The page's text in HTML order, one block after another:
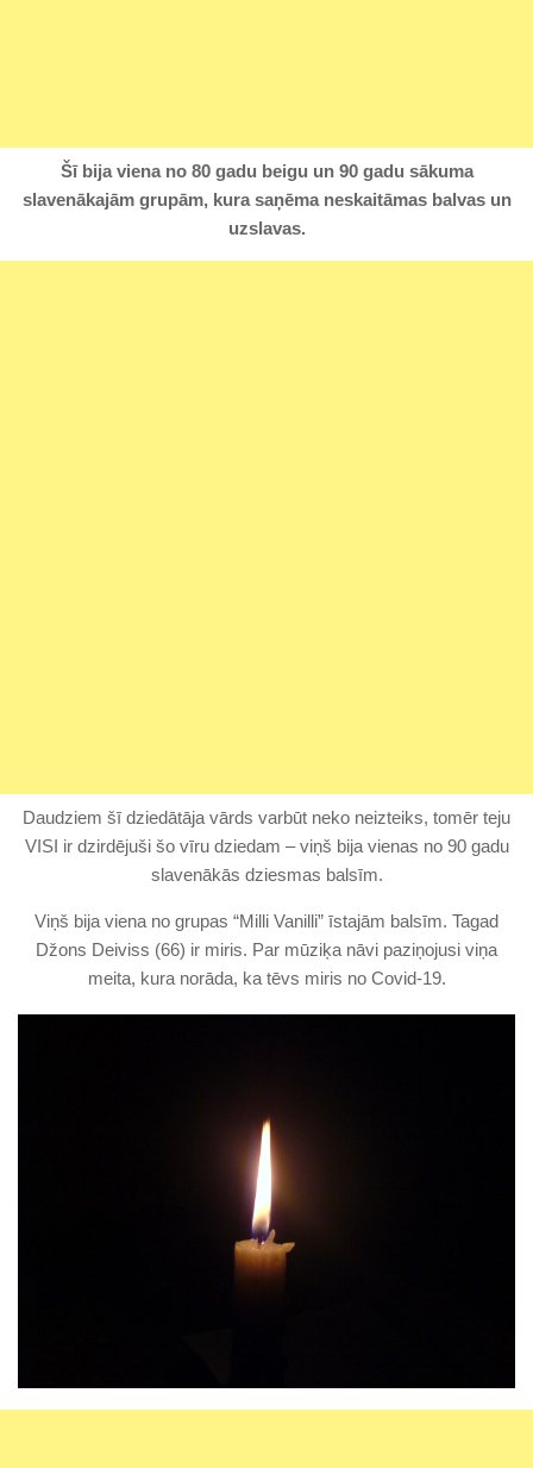
Šī bija viena no 80 gadu beigu un 90 gadu sākuma
slavenākajām grupām, kura saņēma neskaitāmas balvas un
uzslavas.
Daudziem šī dziedātāja vārds varbūt neko neizteiks, tomēr teju
VISI ir dzirdējuši šo vīru dziedam – viņš bija vienas no 90 gadu
slavenākās dziesmas balsīm.
Viņš bija viena no grupas “Milli Vanilli” īstajām balsīm. Tagad
Džons Deiviss (66) ir miris. Par mūziķa nāvi paziņojusi viņa
meita, kura norāda, ka tēvs miris no Covid-19.